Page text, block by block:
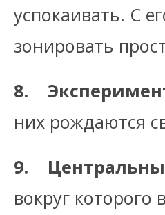
успокаивать. С
зонировать
8.
них рождаются
9.
вокруг